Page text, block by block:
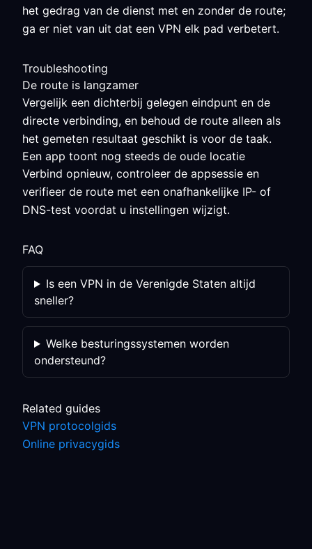
het gedrag van de dienst met en zonder de route;
ga er niet van uit dat een VPN elk pad verbetert.
Troubleshooting
De route is langzamer
Vergelijk een dichterbij gelegen eindpunt en de
directe verbinding, en behoud de route alleen als
het gemeten resultaat geschikt is voor de taak.
Een app toont nog steeds de oude locatie
Verbind opnieuw, controleer de appsessie en
verifieer de route met een onafhankelijke IP- of
DNS-test voordat u instellingen wijzigt.
FAQ
Is een VPN in de Verenigde Staten altijd
sneller?
Welke besturingssystemen worden
ondersteund?
Related guides
VPN protocolgids
Online privacygids